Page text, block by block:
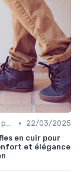
Chaussures pour Pieds Sensibles •
22/03/2025
en cuir pour
et élégance